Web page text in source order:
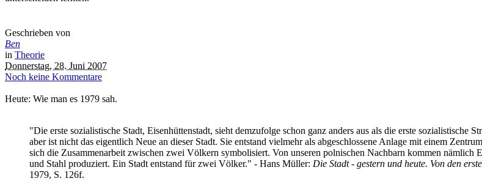
Geschrieben von
Ben
in Theorie
Donnerstag, 28. Juni 2007
Noch keine Kommentare
Heute: Wie man es 1979 sah.
"Die erste sozialistische Stadt, Eisenhüttenstadt, sieht demzufolge schon ganz anders aus als die erste
aber ist nicht das eigentlich Neue an dieser Stadt. Sie entstand vielmehr als abgeschlossene Anlage mit einem
sich die Zusammenarbeit zwischen zwei Völkern symbolisiert. Von unseren polnischen Nachbarn kommen
und Stahl produziert. Ein Stadt entstand für zwei Völker." - Hans Müller: Die Stadt - gestern und heute. Von den
1979, S. 126f.